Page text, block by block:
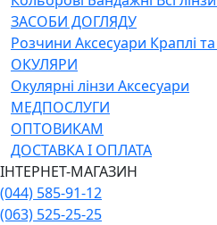
ЗАСОБИ ДОГЛЯДУ
Розчини Аксесуари Краплі
ОКУЛЯРИ
Окулярні лінзи Аксесуари
МЕДПОСЛУГИ
ОПТОВИКАМ
ДОСТАВКА І ОПЛАТА
ІНТЕРНЕТ-МАГАЗИН
(044) 585-91-12
(063) 525-25-25